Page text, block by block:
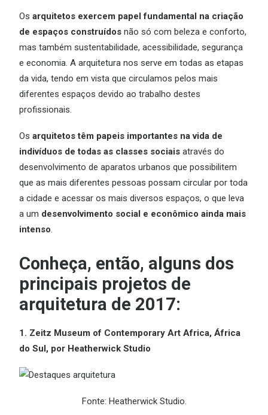
Os arquitetos exercem papel fundamental na criação
de espaços construídos não só com beleza e conforto,
mas também sustentabilidade, acessibilidade, segurança
e economia. A arquitetura nos serve em todas as etapas
da vida, tendo em vista que circulamos pelos mais
diferentes espaços devido ao trabalho destes
profissionais.
Os arquitetostêm papeis importantes na vida de
indivíduos de todas as classes sociais através do
desenvolvimento de aparatos urbanos que possibilitem
que as mais diferentes pessoas possam circular por toda
a cidade e acessar os mais diversos espaços, o que leva
a um desenvolvimento social e econômico ainda mais
intenso.
Conheça, então, alguns dos
principais projetos de
arquitetura de 2017:
1. Zeitz Museum of Contemporary Art Africa, África
do Sul, por Heatherwick Studio
Fonte: Heatherwick Studio.